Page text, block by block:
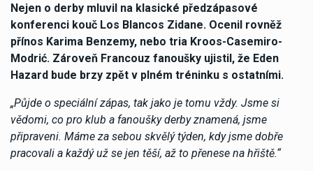
Nejen o derby mluvil na klasické předzápasové
konferenci kouč Los Blancos Zidane. Ocenil rovněž
přínos Karima Benzemy, nebo tria Kroos-Casemiro-
Modrić. Zároveň Francouz fanoušky ujistil, že Eden
Hazard bude brzy zpět v plném tréninku s ostatními.
„Půjde o speciální zápas, tak jako je tomu vždy. Jsme si
vědomi, co pro klub a fanoušky derby znamená, jsme
připraveni. Máme za sebou skvělý týden, kdy jsme dobře
pracovali a každý už se jen těší, až to přenese na hřiště.“